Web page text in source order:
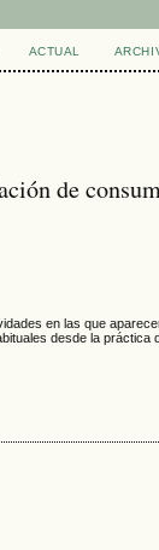
ACTUAL
de
en las que
desde la práctica